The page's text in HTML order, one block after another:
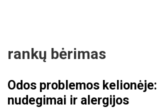
rankų bėrimas
Odos problemos kelionėje:
nudegimai ir alergijos